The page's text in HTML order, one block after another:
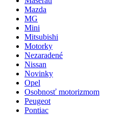
Mazda
MG
Mini
Mitsubishi
Motorky
Nezaradené
Nissan
Novinky
Opel
Osobnosť motorizmom
Peugeot
Pontiac